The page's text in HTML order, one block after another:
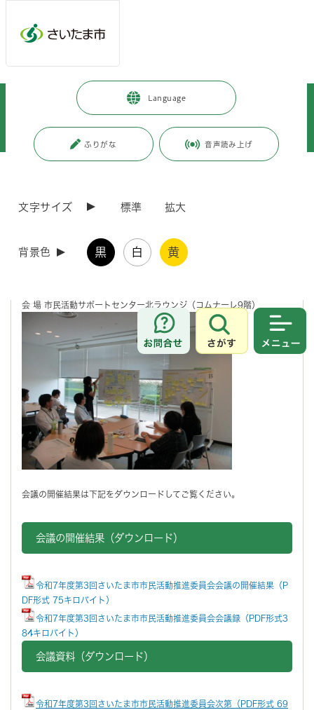
Language
ふりがな 音声読み上げ
文字サイズ 標準 拡大
背景色 黒 白 黄
お問合せ
さがす
暮らし・手続き > コミュニティ・市民活動
>
令和7年度第3回さいたま市市民活動推進委員会
令和7年度第3回さいたま市市民活動推進委員会
令和7年度第3回さいたま市市民活動推進委員会
会 場 市民活動サポートセンター北ラウンジ（コムナーレ9階）
会議の開催結果は下記をダウンロードしてご覧ください。
会議の開催結果（ダウンロード）
令和7年度第3回さいたま市市民活動推進委員会会議の開催結果（P
DF形式 75キロバイト）
令和7年度第3回さいたま市市民活動推進委員会会議録（PDF形式3
84キロバイト）
会議資料（ダウンロード）
令和7年度第3回さいたま市市民活動推進委員会次第（PDF形式 69